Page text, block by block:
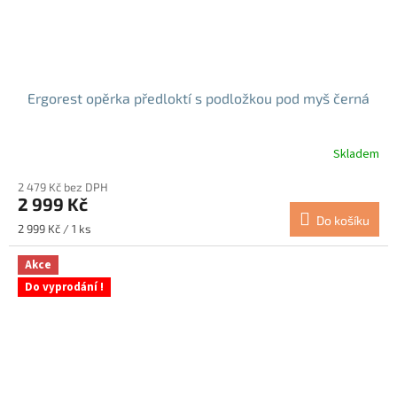
Ergorest opěrka předloktí s podložkou pod myš černá
Skladem
2 479 Kč bez DPH
2 999 Kč
Měrná
cena:
2 999 Kč / 1 ks
Do košíku
Akce
Do vyprodání !